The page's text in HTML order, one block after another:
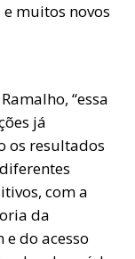
muitos novos
“essa
já
os resultados
com a
da
do acesso